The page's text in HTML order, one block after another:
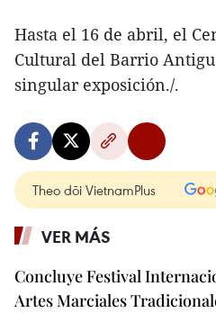
Hasta el 16 de abril, el
Cultural del Barrio
singular exposición./.
Theo dõi VietnamPlus
VER MÁS
Concluye Festival
Artes Marciales